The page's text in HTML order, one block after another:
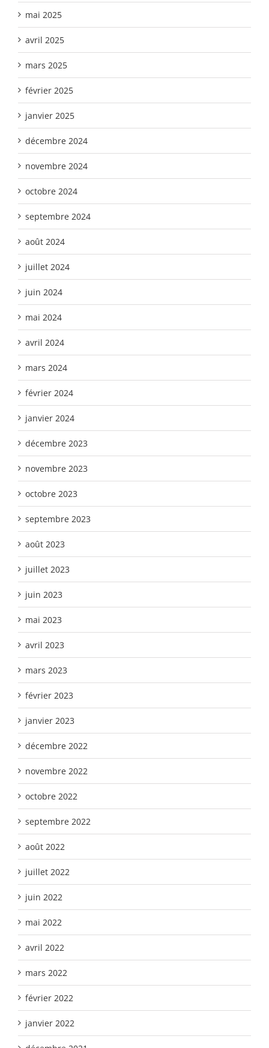
mai 2025
avril 2025
mars 2025
février 2025
janvier 2025
décembre 2024
novembre 2024
octobre 2024
septembre 2024
août 2024
juillet 2024
juin 2024
mai 2024
avril 2024
mars 2024
février 2024
janvier 2024
décembre 2023
novembre 2023
octobre 2023
septembre 2023
août 2023
juillet 2023
juin 2023
mai 2023
avril 2023
mars 2023
février 2023
janvier 2023
décembre 2022
novembre 2022
octobre 2022
septembre 2022
août 2022
juillet 2022
juin 2022
mai 2022
avril 2022
mars 2022
février 2022
janvier 2022